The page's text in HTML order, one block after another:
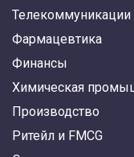
Телекоммуникации
Фармацевтика
Финансы
Химическая
Производство
Ритейл и FMCG